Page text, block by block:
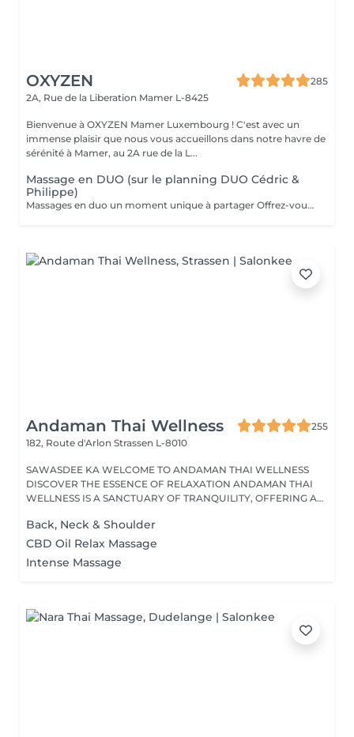
OXYZEN
285
2A, Rue de la Liberation Mamer L-8425
Bienvenue à OXYZEN Mamer Luxembourg ! C'est avec un
immense plaisir que nous vous accueillons dans notre havre de
sérénité à Mamer, au 2A rue de la L...
Massage en DUO (sur le planning DUO Cédric &
Philippe)
Massages en duo un moment unique à partager Offrez-vous une expérience de bien-être à deux grâce à nos massages en duo, pensés pour créer complicité, détente et harmonie. Que ce soit avec votre partenaire, un proche ou un ami, profitez ensemble d'une parenthèse hors du temps où les tensions disparaissent et où l'énergie se renouvelle. Un massage en duo est aussi une idée cadeau idéale pour surprendre et faire plaisir. Déconseillé aux femmes enceintes. Pour en savoir plus, cliquez ici : https://www.oxyzen.lu/massages/massage-corps-duo.html Avertissement : Nos soins sont dédiés au bien-être et à la relaxation. Ils ne remplacent pas un suivi médical et ne relèvent pas de la kinésithérapie.
Andaman Thai Wellness
255
182, Route d'Arlon Strassen L-8010
SAWASDEE KA WELCOME TO ANDAMAN THAI WELLNESS
DISCOVER THE ESSENCE OF RELAXATION ANDAMAN THAI
WELLNESS IS A SANCTUARY OF TRANQUILITY, OFFERING A
Back, Neck & Shoulder
CBD Oil Relax Massage
Intense Massage